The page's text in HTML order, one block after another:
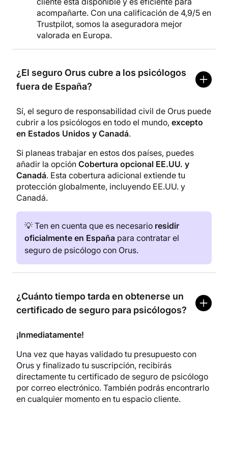
acompañarte. Con una calificación de 4,9/5 en
Trustpilot, somos la aseguradora mejor
valorada en Europa.
¿El seguro Orus cubre a los psicólogos
fuera de España?
Sí, el seguro de responsabilidad civil de Orus puede
cubrir a los psicólogos en todo el mundo, excepto
en Estados Unidos y Canadá.
Si planeas trabajar en estos dos países, puedes
añadir la opción Cobertura opcional EE.UU. y
Canadá. Esta cobertura adicional extiende tu
protección globalmente, incluyendo EE.UU. y
Canadá.
💡 Ten en cuenta que es necesario residir
oficialmente en España para contratar el
seguro de psicólogo con Orus.
¿Cuánto tiempo tarda en obtenerse un
certificado de seguro para psicólogos?
¡Inmediatamente!
Una vez que hayas validado tu presupuesto con
Orus y finalizado tu suscripción, recibirás
directamente tu certificado de seguro de psicólogo
por correo electrónico. También podrás encontrarlo
en cualquier momento en tu espacio cliente.